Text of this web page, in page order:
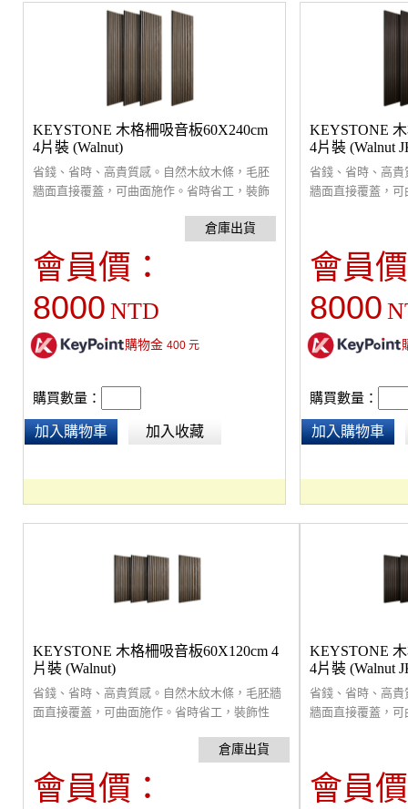
KEYSTONE 木格柵吸音板60X240cm
4片裝 (Walnut)
省錢、省時、高貴質感。自然木紋木條，毛胚
牆面直接覆蓋，可曲面施作。省時省工，裝飾
高聆聽舒適，通過無有害物質檢驗。4片覆蓋
面積1.7424坪 (5.76平米)，厚度21mm，裝箱尺
寸：63x245x10 cm/ 4片/ 50kg。(建議貼覆面積
品，運送運費規則，請參照商品頁中的詳細運
會員價：
8000 NTD
購物金 400元
購買數量：
加入購物車 加入收藏
KEYSTONE
4片裝 (Walnut
省錢、省時、高
牆面直接覆蓋，
面積1.7424坪
寸：63x245x10
品，運送運費規
會員
8000
購買數量：
加入購物車
KEYSTONE 木格柵吸音板60X120cm 4
片裝 (Walnut)
省錢、省時、高貴質感。自然木紋木條，毛胚牆
面直接覆蓋，可曲面施作。省時省工，裝飾性
聽舒適，通過無有害物質檢驗。4片覆蓋面積
0.8712坪 (2.88平米)，厚度21mm，裝箱尺寸：
63x125x10 cm/ 4片/ 25kg。(建議貼覆面積為(室
會員價：
KEYSTONE
4片裝 (Walnut
省錢、省時、高
牆面直接覆蓋，
面積0.8712坪
寸：63x125x10
會員